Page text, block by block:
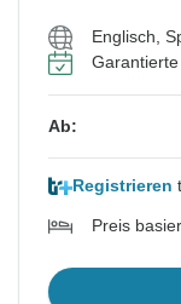
Englisch,
Ab:
Registrieren
Preis